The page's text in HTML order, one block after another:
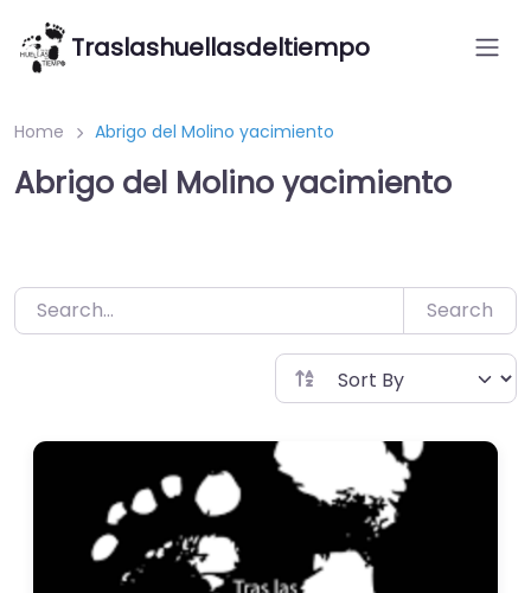
Saltar
contenido
Traslashuellasdeltiempo
Home Abrigo del Molino yacimiento
Abrigo del Molino yacimiento
Search